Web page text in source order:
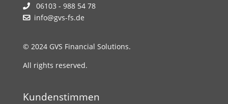
06103 - 988 54 78
info@gvs-fs.de
© 2024 GVS Financial Solutions.
All rights reserved.
Kundenstimmen